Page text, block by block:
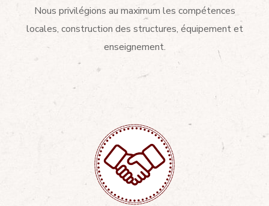
Nous privilégions au maximum les compétences
locales, construction des structures, équipement et
enseignement.